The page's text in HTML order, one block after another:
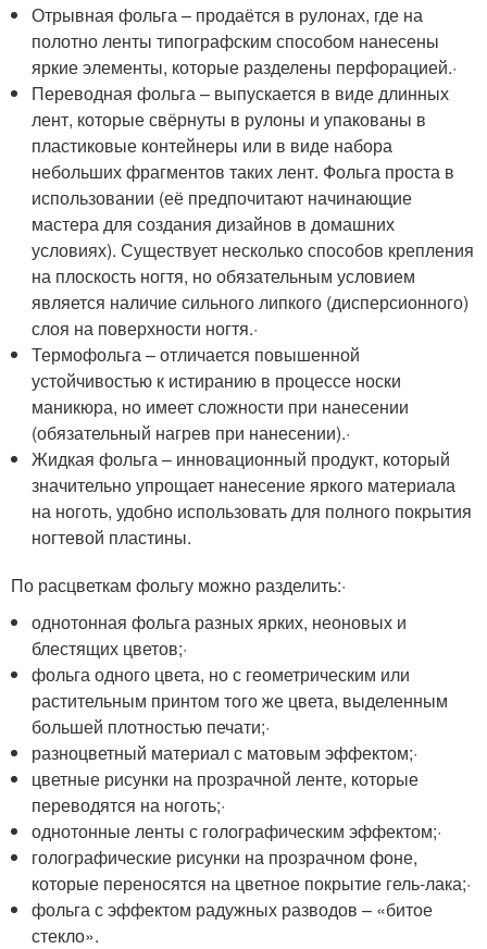
Отрывная фольга – продаётся в рулонах, где на
полотно ленты типографским способом нанесены
яркие элементы, которые разделены перфорацией.·
Переводная фольга – выпускается в виде длинных
лент, которые свёрнуты в рулоны и упакованы в
пластиковые контейнеры или в виде набора
небольших фрагментов таких лент. Фольга проста в
использовании (её предпочитают начинающие
мастера для создания дизайнов в домашних
условиях). Существует несколько способов крепления
на плоскость ногтя, но обязательным условием
является наличие сильного липкого (дисперсионного)
слоя на поверхности ногтя.·
Термофольга – отличается повышенной
устойчивостью к истиранию в процессе носки
маникюра, но имеет сложности при нанесении
(обязательный нагрев при нанесении).·
Жидкая фольга – инновационный продукт, который
значительно упрощает нанесение яркого материала
на ноготь, удобно использовать для полного покрытия
ногтевой пластины.
По расцветкам фольгу можно разделить:·
однотонная фольга разных ярких, неоновых и
блестящих цветов;·
фольга одного цвета, но с геометрическим или
растительным принтом того же цвета, выделенным
большей плотностью печати;·
разноцветный материал с матовым эффектом;·
цветные рисунки на прозрачной ленте, которые
переводятся на ноготь;·
однотонные ленты с голографическим эффектом;·
голографические рисунки на прозрачном фоне,
которые переносятся на цветное покрытие гель-лака;·
фольга с эффектом радужных разводов – «битое
стекло».